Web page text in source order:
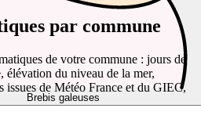
Brebis galeuses
par commune
de votre commune : jours de
élévation du niveau de la mer,
issues de Météo France et du GIEC,